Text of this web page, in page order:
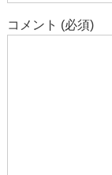
コメント (必須)